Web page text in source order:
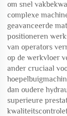
om snel
complexe
geavanceerde
positioneren
van operators
op de werkvloer
ander cruciaal
dan oudere
superieure